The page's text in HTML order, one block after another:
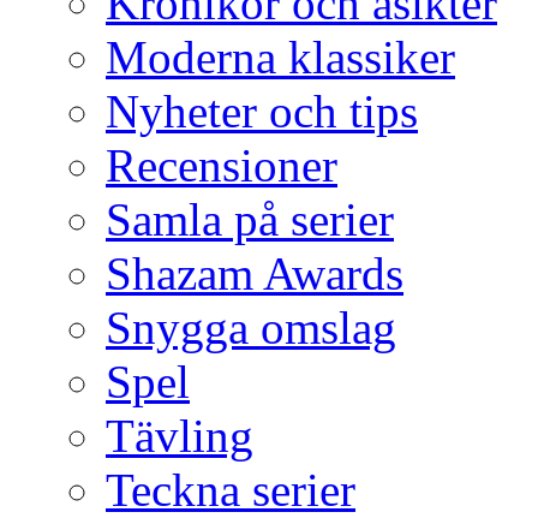
Moderna klassiker
Nyheter och tips
Recensioner
Samla på serier
Shazam Awards
Snygga omslag
Spel
Tävling
Teckna serier